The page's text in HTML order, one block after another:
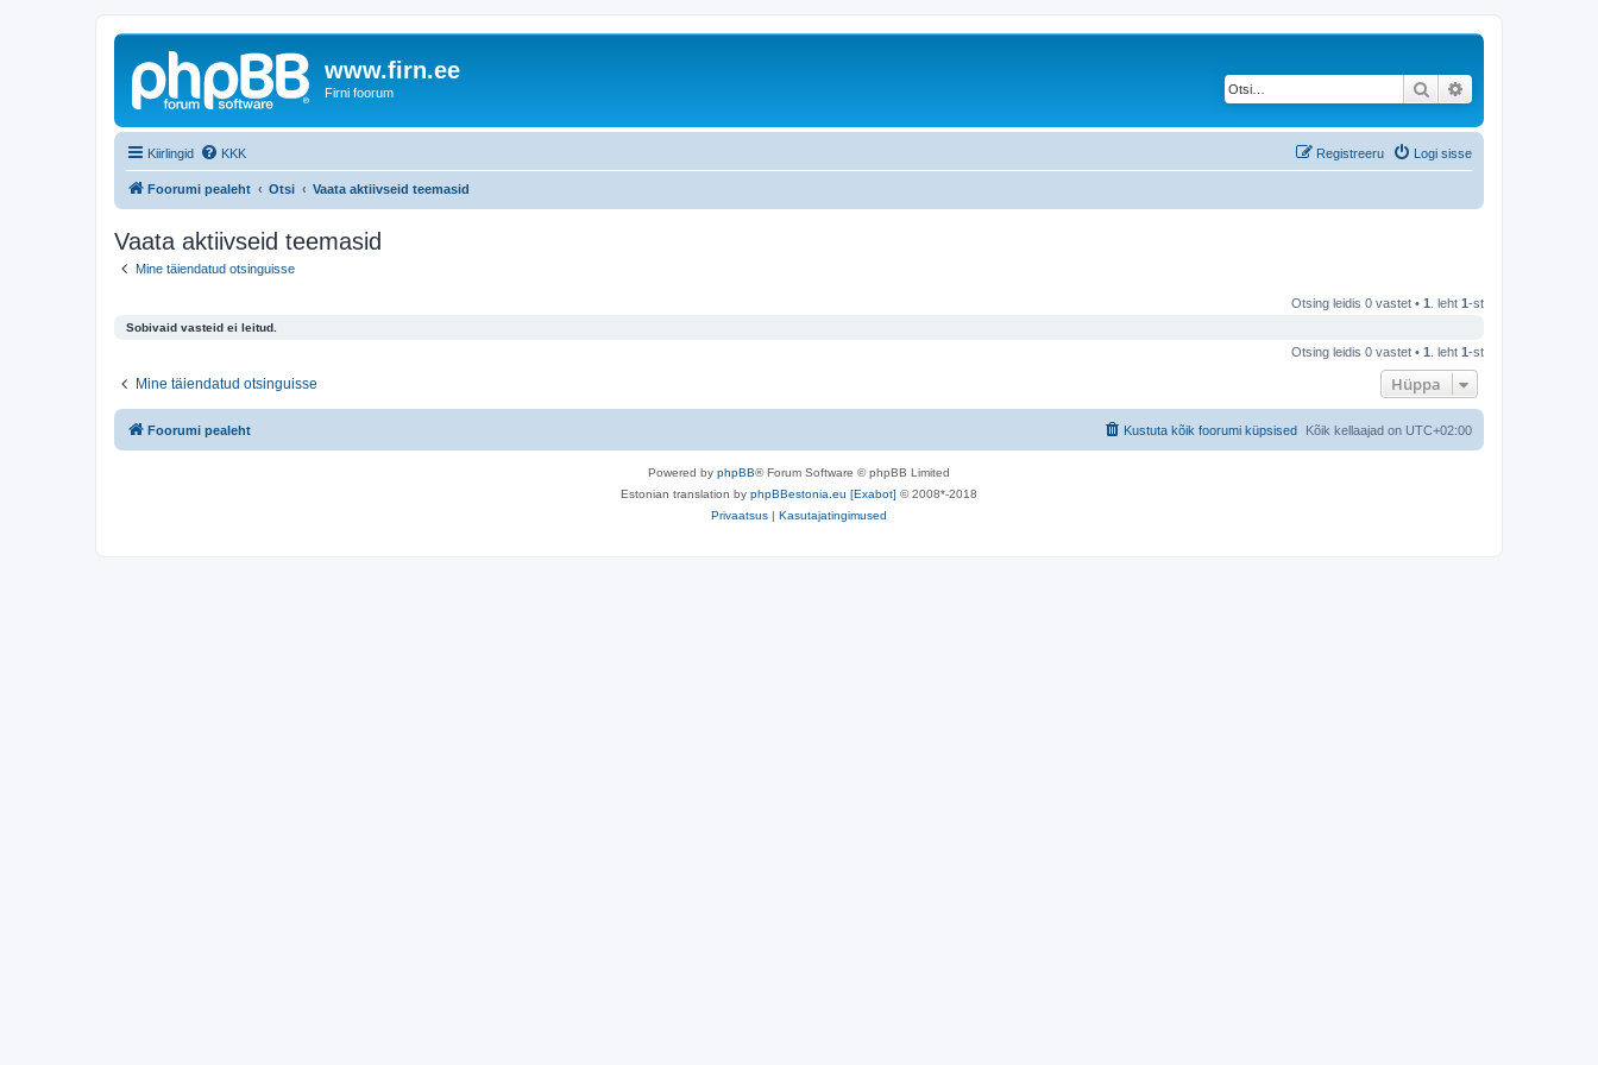
www.firn.ee
Firni foorum Otsi
Kiirlingid KKK Logi sisse
Registreeru
Foorumi pealeht Otsi Vaata aktiivseid teemasid
Vaata aktiivseid teemasid
Mine täiendatud otsinguisse
Otsing leidis 0 vastet • 1 . leht 1-st
Sobivaid vasteid ei leitud.
Otsing leidis 0 vastet • 1 . leht 1-st
Mine täiendatud otsinguisse Hüppa
Foorumi pealeht Kõik kellaajad on UTC+02:00
Kustuta kõik foorumi küpsised
Powered by phpBB® Forum Software © phpBB Limited
Estonian translation by phpBBestonia.eu [Exabot] © 2008*-2018
Privaatsus | Kasutajatingimused